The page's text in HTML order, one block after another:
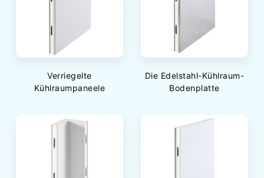
Verriegelte
Kühlraumpaneele
Die Edelstahl-Kühlraum-
Bodenplatte